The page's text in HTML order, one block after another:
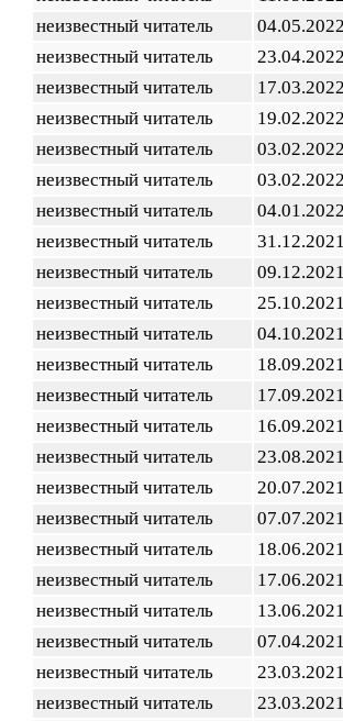
неизвестный читатель
04.05.2022
неизвестный читатель
23.04.2022
неизвестный читатель
17.03.2022
неизвестный читатель
19.02.2022
неизвестный читатель
03.02.2022
неизвестный читатель
03.02.2022
неизвестный читатель
04.01.2022
неизвестный читатель
31.12.2021
неизвестный читатель
09.12.2021
неизвестный читатель
25.10.2021
неизвестный читатель
04.10.2021
неизвестный читатель
18.09.2021
неизвестный читатель
17.09.2021
неизвестный читатель
16.09.2021
неизвестный читатель
23.08.2021
неизвестный читатель
20.07.2021
неизвестный читатель
07.07.2021
неизвестный читатель
18.06.2021
неизвестный читатель
17.06.2021
неизвестный читатель
13.06.2021
неизвестный читатель
07.04.2021
неизвестный читатель
23.03.2021
неизвестный читатель
23.03.2021